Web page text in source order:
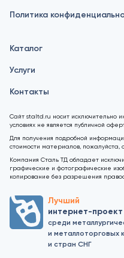
Политика
Каталог
Услуги
Контакты
Сайт staltd.ru носит исключительно
условиях не является публичной
Для получения подробной
стоимости материалов,
Компания Сталь ТД обладает
графические и фотографические
копирование без разрешения
Лучший
интернет-
среди
и металлоторговых
и стран СНГ